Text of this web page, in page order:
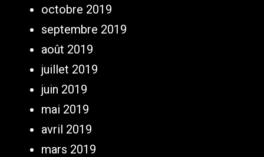
octobre 2019
septembre 2019
août 2019
juillet 2019
juin 2019
mai 2019
avril 2019
mars 2019